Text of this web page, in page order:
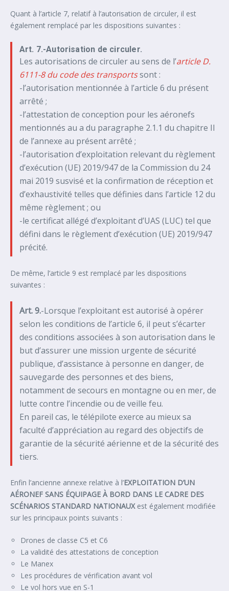
Quant à l’article 7, relatif à l’autorisation de circuler, il est
également remplacé par les dispositions suivantes :
Art. 7.-Autorisation de circuler.
Les autorisations de circuler au sens de l’article D.
6111-8 du code des transportssont :
-l’autorisation mentionnée à l’article 6 du présent
arrêté ;
-l’attestation de conception pour les aéronefs
mentionnés au a du paragraphe 2.1.1 du chapitre II
de l’annexe au présent arrêté ;
-l’autorisation d’exploitation relevant du règlement
d’exécution (UE) 2019/947 de la Commission du 24
mai 2019 susvisé et la confirmation de réception et
d’exhaustivité telles que définies dans l’article 12 du
même règlement ; ou
-le certificat allégé d’exploitant d’UAS (LUC) tel que
défini dans le règlement d’exécution (UE) 2019/947
précité.
De même, l’article 9 est remplacé par les dispositions
suivantes :
Art. 9.-Lorsque l’exploitant est autorisé à opérer
selon les conditions de l’article 6, il peut s’écarter
des conditions associées à son autorisation dans le
but d’assurer une mission urgente de sécurité
publique, d’assistance à personne en danger, de
sauvegarde des personnes et des biens,
notamment de secours en montagne ou en mer, de
lutte contre l’incendie ou de veille feu.
En pareil cas, le télépilote exerce au mieux sa
faculté d’appréciation au regard des objectifs de
garantie de la sécurité aérienne et de la sécurité des
tiers.
Enfin l’ancienne annexe relative à l’EXPLOITATION D’UN
AÉRONEF SANS ÉQUIPAGE À BORD DANS LE CADRE DES
SCÉNARIOS STANDARD NATIONAUXest également modifiée
sur les principaux points suivants :
Drones de classe C5 et C6
La validité des attestations de conception
Le Manex
Les procédures de vérification avant vol
Le vol hors vue en S-1